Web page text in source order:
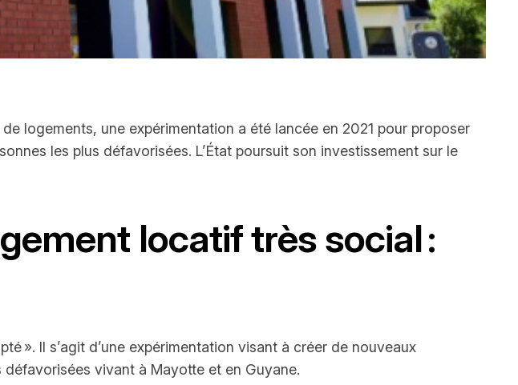
logements, une expérimentation a été lancée en 2021 pour proposer
les plus défavorisées. L’État poursuit son investissement sur le
locatif très social :
». Il s’agit d’une expérimentation visant à créer de nouveaux
vivant à Mayotte et en Guyane.